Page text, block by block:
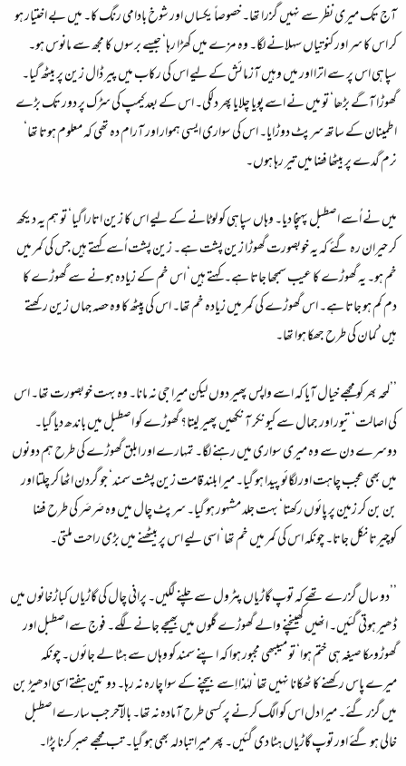
آج تک میری نظر سے نہیں گزرا تھا۔ خصوصاً یکساں اور شوخ بادامی رنگ کا۔ میں بے اختیار ہو
کر اس کا سر اور کنوتیاں سہلانے لگا۔ وہ مزے میں کھڑا رہا‘ جیسے برسوں کا مجھ سے مانوس ہو۔
سپاہی اس پر سے اترا اور میں وہیں آزمائش کے لیے اس کی رکاب میں پیر ڈال زین پر بیٹھ گیا۔
گھوڑا آگے بڑھا‘ تو میں نے اسے پویا چلایا پھر دلکی۔ اس کے بعدکیمپ کی سڑک پر دور تک بڑے
اطمینان کے ساتھ سرپٹ دوڑایا۔ اس کی سواری ایسی ہموار اور آرام دہ تھی کہ معلوم ہوتا تھا‘
نرم گدے پر بیٹھا فضا میں تیر رہا ہوں۔
میں نے اُسے اصطبل پہنچا دیا۔ وہاں سپاہی کو لوٹانے کے لیے اس کا زین اتارا گیا‘ تو ہم یہ دیکھ
کر حیران رہ گئے کہ یہ خوبصورت گھوڑا زین پشت ہے۔ زین پشت اُسے کہتے ہیں جس کی کمر میں
خم ہو۔ یہ گھوڑے کا عیب سمجھا جاتا ہے۔کہتے ہیں‘ اس خم کے زیادہ ہونے سے گھوڑے کا
دم کم ہو جاتا ہے۔ اس گھوڑے کی کمر میں زیادہ خم تھا۔ اس کی پیٹھ کا وہ حصہ جہاں زین رکھتے
ہیں‘ کمان کی طرح جھکا ہوا تھا۔
’’لمحہ بھر کو مجھے خیال آیا کہ اسے واپس پھیر دوں لیکن میرا جی نہ مانا۔ وہ بہت خوبصورت تھا۔ اس
کی اصالت‘ تیور اور جمال سے کیونکر آنکھیں پھیر لیتا؟ گھوڑے کو اصطبل میں باندھ دیا گیا۔
دوسرے دن سے وہ میری سواری میں رہنے لگا۔ تمہارے اور ابلق گھوڑے کی طرح ہم دونوں
میں بھی عجب چاہت اور لگائو پیدا ہو گیا۔ میرا بلند قامت زین پشت سمند‘ جو گردن اٹھا کر چلتا اور
بن بن کر زمین پر پائوں رکھتا‘ بہت جلد مشہور ہو گیا۔ سرپٹ چال میں وہ صَرصَر کی طرح فضا
کوچیرتا نکل جاتا۔ چونکہ اس کی کمر میں خم تھا‘ اسی لیے اس پر بیٹھنے میں بڑی راحت ملتی۔
’’دو سال گزرے تھے کہ توپ گاڑیاں پٹرول سے چلنے لگیں۔ پرانی چال کی گاڑیاں کباڑخانوں میں
ڈھیر ہوتی گئیں۔ انھیں کھینچنے والے گھوڑے گلوں میں بھیجے جانے لگے۔ فوج سے اصطبل اور
گھوڑوںکا صیغہ ہی ختم ہوا‘ تو میںبھی مجبور ہوا کہ اپنے سمند کو وہاں سے ہٹا لے جائوں۔ چونکہ
میرے پاس رکھنے کا ٹھکانا نہیں تھا‘ لہٰذا اِسے بیچنے کے سوا چارہ نہ رہا۔ دو تین ہفتے اسی ادھیڑ بن
میں گزر گئے۔ میرا دل اس کو الگ کرنے پر کسی طرح آمادہ نہ تھا۔ بالآخر جب سارے اصطبل
خالی ہو گئے اور توپ گاڑیاں ہٹا دی گئیں۔ پھر میرا تبادلہ بھی ہو گیا۔ تب مجھے صبر کرنا پڑا۔